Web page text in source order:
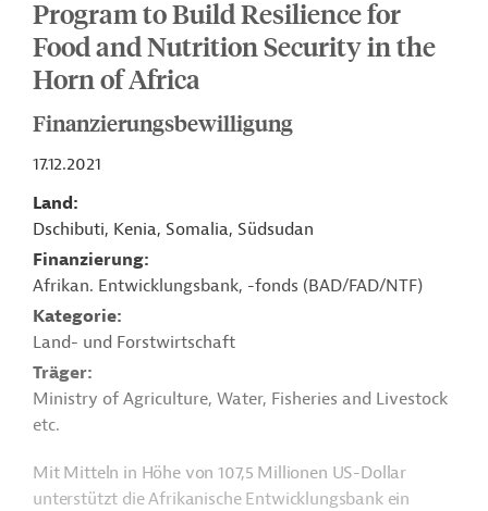
Program to Build Resilience for
Food and Nutrition Security in the
Horn of Africa
Finanzierungsbewilligung
17.12.2021
Land
Dschibuti, Kenia, Somalia, Südsudan
Finanzierung
Afrikan. Entwicklungsbank, -fonds (BAD/FAD/NTF)
Kategorie
Land- und Forstwirtschaft
Träger
Ministry of Agriculture, Water, Fisheries and Livestock
etc.
Mit Mitteln in Höhe von 107,5 Millionen US-Dollar
unterstützt die Afrikanische Entwicklungsbank ein